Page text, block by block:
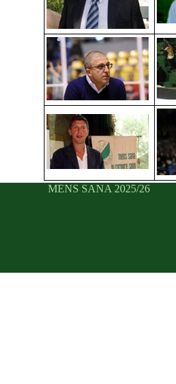
MENS SANA 2025/26